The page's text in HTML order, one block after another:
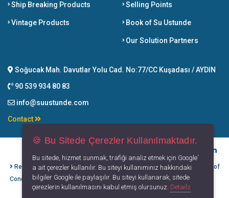
Ship Breaking Products
Vintage Products
Selling Points
Book of Su Ustunde
Our Solution Partners
Soğucak Mah. Davutlar Yolu Cad. No:77/CC Kuşadası / AYDIN
90 539 934 80 83
info@suustunde.com
Contact
Refund Cancellation
Conditions
Protection of
Personal Data
Privacy
Principles
Terms of
Use
🍪 Bu Sitede Çerezler Kullanılmaktadır.
Bu sitede, hizmet sunmak, trafiği analiz etmek için Google´
a ait çerezler kullanılır. Bu siteyi kullanımınız hakkındaki
bilgiler Google ile paylaşılır. Bu siteyi kullanarak, sitede
çerezlerin kullanılmasını kabul etmiş olursunuz. Details